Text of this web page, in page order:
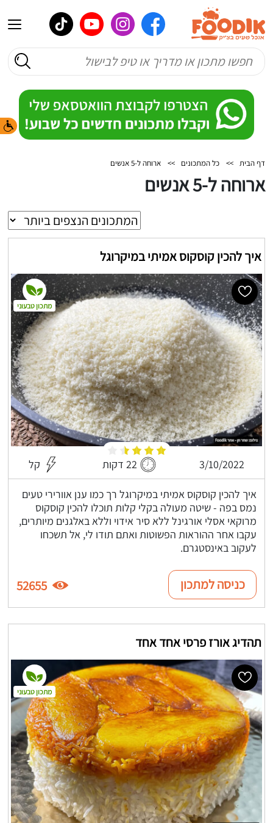
דף הבית >> כל המתכונים >> ארוחה ל-5 אנשים
ארוחה ל-5 אנשים
איך להכין קוסקוס אמיתי במיקרוגל
3/10/2022 22 דקות קל
איך להכין קוסקוס אמיתי במיקרוגל רך כמו ענן אוורירי טעים
נמס בפה - שיטה מעולה בקלי קלות תוכלו להכין קוסקוס
מרוקאי אסלי אורגינל ללא סיר אידוי וללא באלגנים מיותרים,
עקבו אחר ההוראות הפשוטות ואתם תודו לי, אל תשכחו
לעקוב באינסטגרם.
מתכון טבעוני
כניסה למתכון 52655
תהדיג אורז פרסי אחד אחד
מתכון טבעוני